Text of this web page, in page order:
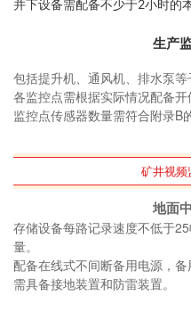
并下设备需配备不少于2小时的
生产
包括提升机、通风机、排水泵等
各监控点需根据实际情况配备开
监控点传感器数量需符合附录B
矿井视频
地面
存储设备每路记录速度不低于
量。
配备在线式不间断备用电源，备
需具备接地装置和防雷装置。